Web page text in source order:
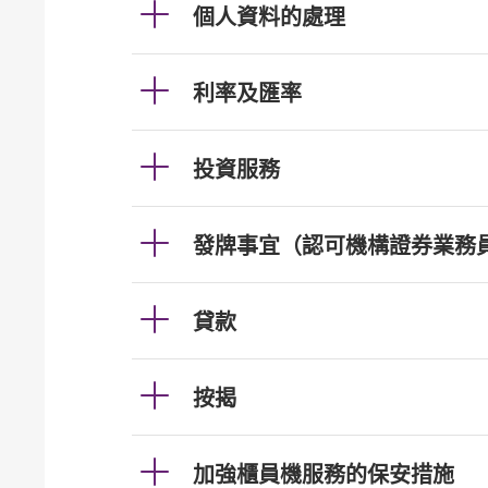
個人資料的處理
利率及匯率
投資服務
發牌事宜（認可機構證券業務
貸款
按揭
加強櫃員機服務的保安措施